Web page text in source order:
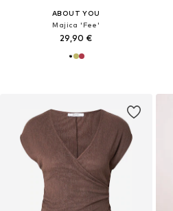
ABOUT YOU
Majica 'Fee'
29,90 €